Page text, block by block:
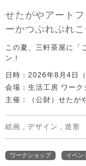
せたがやアート
ーかつぷれぷれ
この夏、三軒茶屋に「
ン！
日時：2026年8月4日
会場：生活工房 ワー
主催：（公財）せたが
絵画 デザイン 造形
ワークショップ イベン